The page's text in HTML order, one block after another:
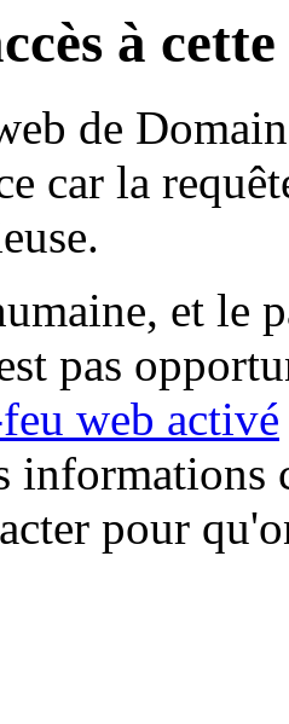
à
de
car la
et le
pas
web activé
informations
pour